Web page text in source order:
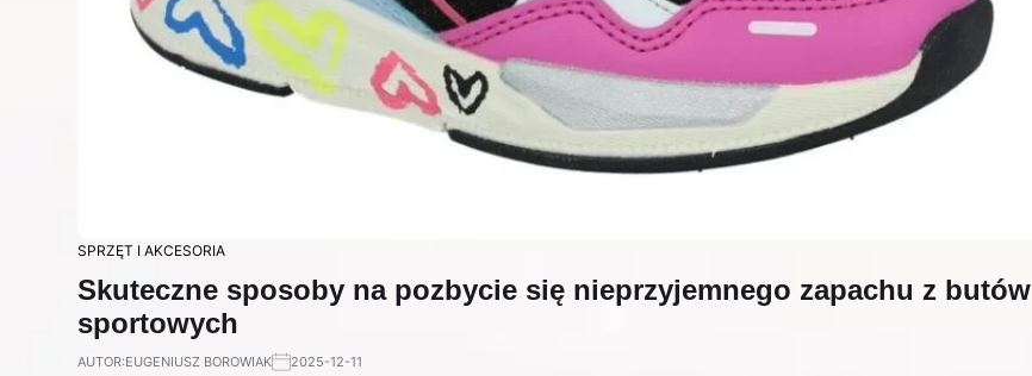
SPRZĘT I AKCESORIA
Skuteczne sposoby na pozbycie się nieprzyjemnego zapachu z butów
sportowych
AUTOR:EUGENIUSZ BOROWIAK 2025-12-11